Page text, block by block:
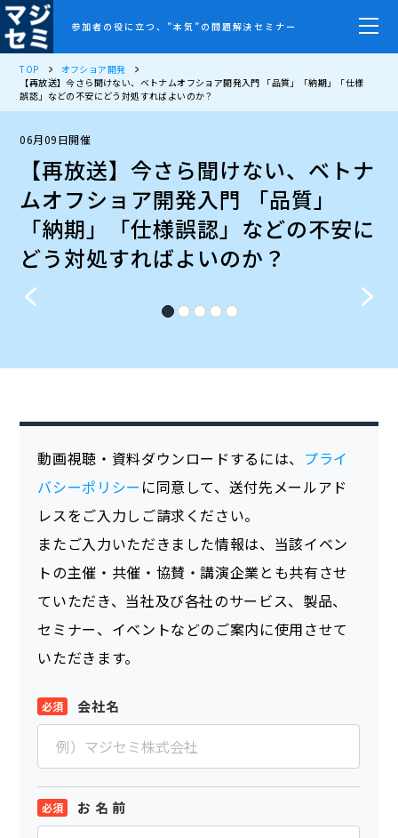
参加者の役に立つ、”本気”の問題解決セミナー
TOP
オフショア開発
【再放送】今さら聞けない、ベトナムオフショア開発入門 「品質」「納期」「仕様
誤認」などの不安にどう対処すればよいのか？
06月09日開催
【再放送】今さら聞けない、ベトナ
ムオフショア開発入門 「品質」
「納期」「仕様誤認」などの不安に
どう対処すればよいのか？
動画視聴・資料ダウンロードするには、 プライ
バシーポリシー に同意して、送付先メールアド
レスをご入力しご請求ください。
またご入力いただきました情報は、当該イベン
トの主催・共催・協賛・講演企業とも共有させ
ていただき、当社及び各社のサービス、製品、
セミナー、イベントなどのご案内に使用させて
いただきます。
会社名
お 名 前